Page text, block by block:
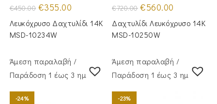
€450.00 Original
price
€450.00.
€355.00
τιμή
είναι:
Λευκόχρυσο Δαχτυλίδι 14Κ
MSD-10234W
€720.00 Original
price
was:
€720.00.
€560.00
είναι:
Δαχτυλίδι Λευκόχρυσο 14Κ
MSD-10250W
Άμεση παραλαβή /
Παράδoση 1 έως 3 ημέρες
-24%
Άμεση παραλαβή /
Παράδoση 1 έως 3 ημέρες
-23%